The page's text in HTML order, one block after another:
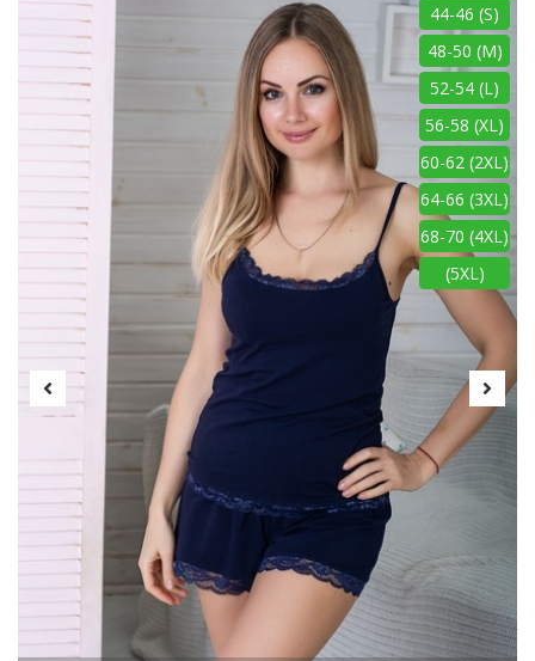
44-46 (S)
48-50 (M)
52-54 (L)
56-58 (XL)
60-62 (2XL)
64-66 (3XL)
68-70 (4XL)
(5XL)